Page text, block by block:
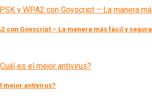
con Goyscript – La manera más fácil y segura
mejor antivirus?